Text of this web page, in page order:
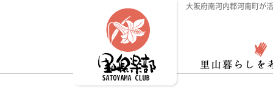
大阪府南河内郡河南町が